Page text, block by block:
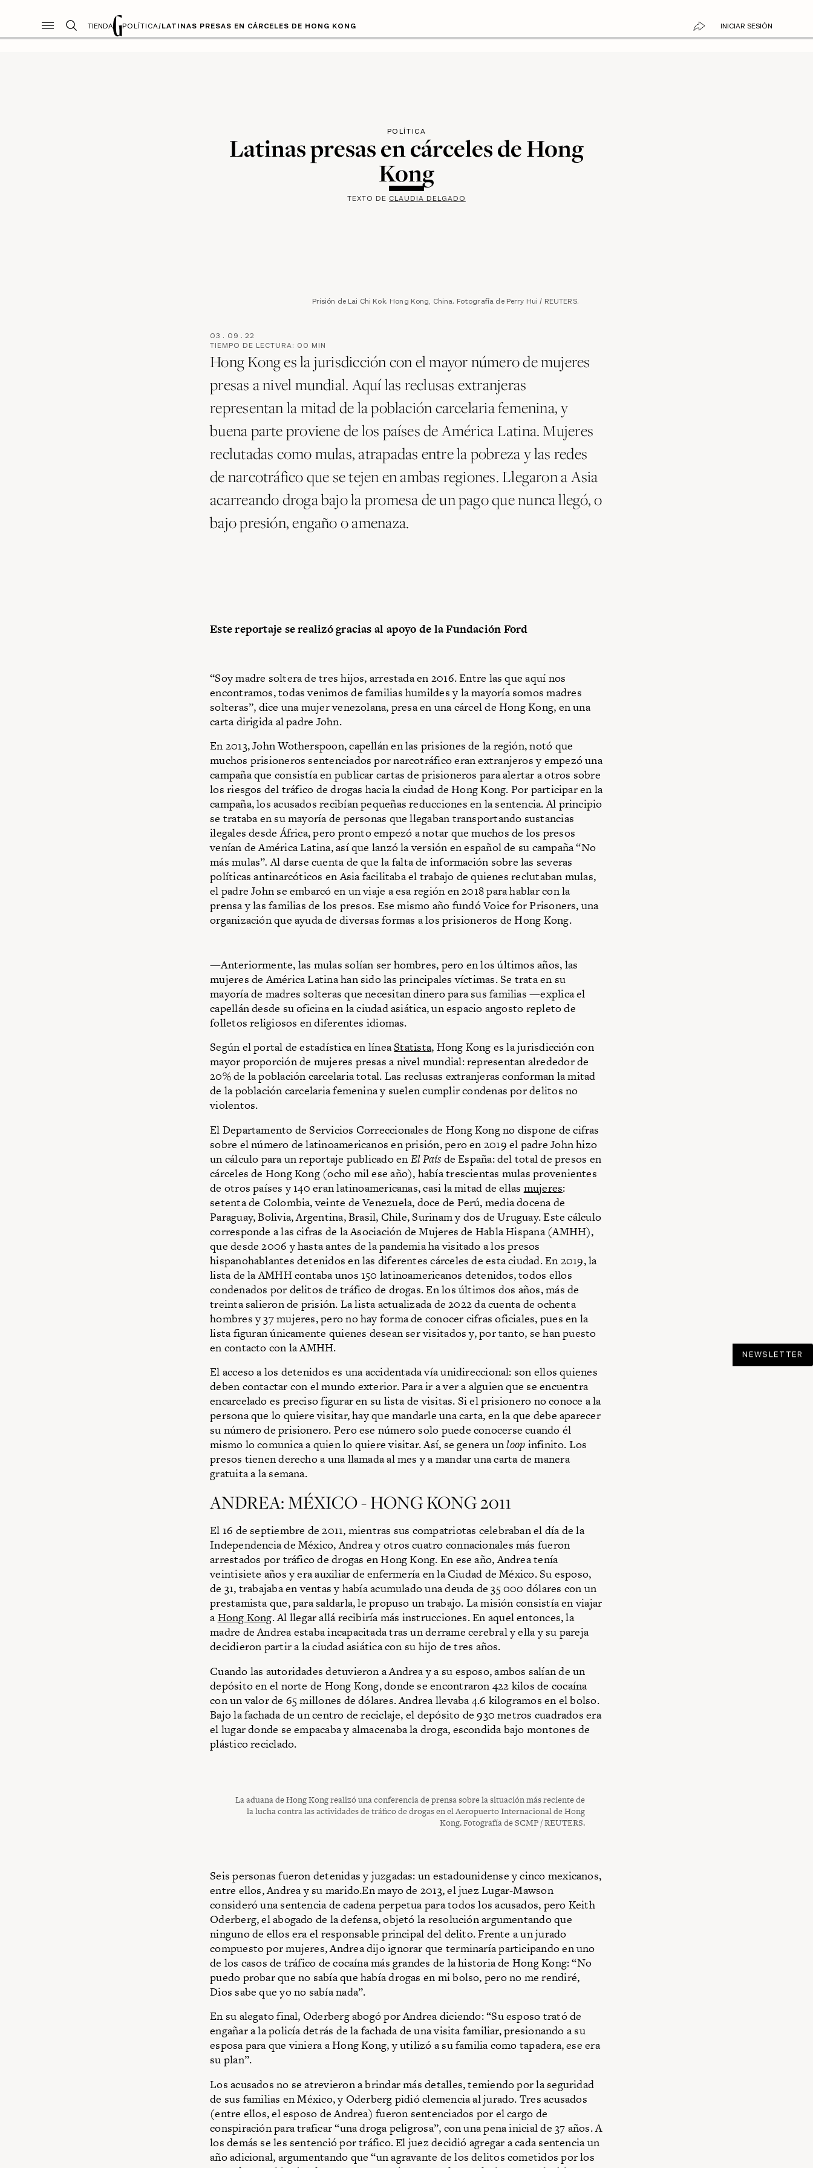
TIENDA POLÍTICA/LATINAS PRESAS EN CÁRCELES DE HONG KONG INICIAR SESIÓN
POLÍTICA
Latinas presas en cárceles de Hong
Kong
TEXTO DE CLAUDIA DELGADO
Prisión de Lai Chi Kok. Hong Kong, China. Fotografía de Perry Hui / REUTERS.
03 . 09 . 22
TIEMPO DE LECTURA: 00 MIN
Hong Kong es la jurisdicción con el mayor número de mujeres
presas a nivel mundial. Aquí las reclusas extranjeras
representan la mitad de la población carcelaria femenina, y
buena parte proviene de los países de América Latina. Mujeres
reclutadas como mulas, atrapadas entre la pobreza y las redes
de narcotráfico que se tejen en ambas regiones. Llegaron a Asia
acarreando droga bajo la promesa de un pago que nunca llegó, o
bajo presión, engaño o amenaza.
Este reportaje se realizó gracias al apoyo de la Fundación Ford
“Soy madre soltera de tres hijos, arrestada en 2016. Entre las que aquí nos
encontramos, todas venimos de familias humildes y la mayoría somos madres
solteras”, dice una mujer venezolana, presa en una cárcel de Hong Kong, en una
carta dirigida al padre John.
En 2013, John Wotherspoon, capellán en las prisiones de la región, notó que
muchos prisioneros sentenciados por narcotráfico eran extranjeros y empezó una
campaña que consistía en publicar cartas de prisioneros para alertar a otros sobre
los riesgos del tráfico de drogas hacia la ciudad de Hong Kong. Por participar en la
campaña, los acusados recibían pequeñas reducciones en la sentencia. Al principio
se trataba en su mayoría de personas que llegaban transportando sustancias
ilegales desde África, pero pronto empezó a notar que muchos de los presos
venían de América Latina, así que lanzó la versión en español de su campaña “No
más mulas”.Al darse cuenta de que la falta de información sobre las severas
políticas antinarcóticos en Asia facilitaba el trabajo de quienes reclutaban mulas,
el padre John se embarcó en un viaje a esa región en 2018 para hablar con la
prensa y las familias de los presos. Ese mismo año fundó Voice for Prisoners, una
organización que ayuda de diversas formas a los prisioneros de Hong Kong.
—Anteriormente, las mulas solían ser hombres, pero en los últimos años, las
mujeres de América Latina han sido las principales víctimas. Se trata en su
mayoría de madres solteras que necesitan dinero para sus familias —explica el
capellán desde su oficina en la ciudad asiática, un espacio angosto repleto de
folletos religiosos en diferentes idiomas.
Según el portal de estadística en líneaStatista, Hong Kong es la jurisdicción con
mayor proporción de mujeres presas a nivel mundial: representan alrededor de
20% de la población carcelaria total. Las reclusas extranjeras conforman la mitad
de la población carcelaria femenina y suelen cumplir condenas por delitos no
violentos.
El Departamento de Servicios Correccionales de Hong Kong no dispone de cifras
sobre el número de latinoamericanos en prisión, pero en 2019 el padre John hizo
un cálculo para un reportaje publicado en El Paísde España: del total de presos en
cárceles de Hong Kong (ocho mil ese año), había trescientas mulas provenientes
de otros países y 140 eran latinoamericanas, casi la mitad de ellas mujeres:
setenta de Colombia, veinte de Venezuela, doce de Perú, media docena de
Paraguay, Bolivia, Argentina, Brasil, Chile, Surinam y dos de Uruguay. Este cálculo
corresponde a las cifras de la Asociación de Mujeres de Habla Hispana (AMHH),
que desde 2006 y hasta antes de la pandemia ha visitado a los presos
hispanohablantes detenidos en las diferentes cárceles de esta ciudad. En 2019, la
lista de la AMHH contaba unos 150 latinoamericanos detenidos, todos ellos
condenados por delitos de tráfico de drogas. En los últimos dos años, más de
treinta salieron de prisión. La lista actualizada de 2022 da cuenta de ochenta
hombres y 37 mujeres, pero no hay forma de conocer cifras oficiales, pues en la
lista figuran únicamente quienes desean ser visitados y, por tanto, se han puesto
en contacto con la AMHH.
El acceso a los detenidos es una accidentada vía unidireccional: son ellos quienes
deben contactar con el mundo exterior. Para ir a ver a alguien que se encuentra
encarcelado es preciso figurar en su lista de visitas. Si el prisionero no conoce a la
persona que lo quiere visitar, hay que mandarle una carta, en la que debe aparecer
su número de prisionero. Pero ese número solo puede conocerse cuando él
mismo lo comunica a quien lo quiere visitar. Así, se genera unloop infinito. Los
presos tienen derecho a una llamada al mes y a mandar una carta de manera
gratuita a la semana.
ANDREA: MÉXICO - HONG KONG 2011
El 16 de septiembre de 2011, mientras sus compatriotas celebraban el día de la
Independencia de México, Andrea y otros cuatro connacionales más fueron
arrestados por tráfico de drogas en Hong Kong. En ese año, Andrea tenía
veintisiete años y era auxiliar de enfermería en la Ciudad de México. Su esposo,
de 31, trabajaba en ventas y había acumulado una deuda de 35 000 dólares con un
prestamista que, para saldarla, le propuso un trabajo. La misión consistía en viajar
aHong Kong. Al llegar allá recibiría más instrucciones. En aquel entonces, la
madre de Andrea estaba incapacitada tras un derrame cerebral y ella y su pareja
decidieron partir a la ciudad asiática con su hijo de tres años.
Cuando las autoridades detuvieron a Andrea y a su esposo, ambos salían de un
depósito en el norte de Hong Kong, donde se encontraron 422 kilos de cocaína
con un valor de 65 millones de dólares. Andrea llevaba 4.6 kilogramos en el bolso.
Bajo la fachada de un centro de reciclaje, el depósito de 930 metros cuadrados era
el lugar donde se empacaba y almacenaba la droga, escondida bajo montones de
plástico reciclado.
La aduana de Hong Kong realizó una conferencia de prensa sobre la situación más reciente de
la lucha contra las actividades de tráfico de drogas en el Aeropuerto Internacional de Hong
Kong. Fotografía de SCMP / REUTERS.
Seis personas fueron detenidas y juzgadas: un estadounidense y cinco mexicanos,
entre ellos, Andrea y su marido.En mayo de 2013, el juez Lugar-Mawson
consideró una sentencia de cadena perpetua para todos los acusados, pero Keith
Oderberg, el abogado de la defensa, objetó la resolución argumentando que
ninguno de ellos era el responsable principal del delito. Frente a un jurado
compuesto por mujeres, Andrea dijo ignorar que terminaría participando en uno
de los casos de tráfico de cocaína más grandes de la historia de Hong Kong: “No
puedo probar que no sabía que había drogas en mi bolso, pero no me rendiré,
Dios sabe que yo no sabía nada”.
En su alegato final, Oderberg abogó por Andrea diciendo: “Su esposo trató de
engañar a la policía detrás de la fachada de una visita familiar, presionando a su
esposa para que viniera a Hong Kong, y utilizó a su familia como tapadera, ese era
su plan”.
Los acusados no se atrevieron a brindar más detalles, temiendo por la seguridad
de sus familias en México, y Oderberg pidió clemencia al jurado. Tres acusados
(entre ellos, el esposo de Andrea) fueron sentenciados por el cargo de
conspiración para traficar “una droga peligrosa”, con una pena inicial de 37 años. A
los demás se les sentenció por tráfico. El juez decidió agregar a cada sentencia un
año adicional, argumentando que “un agravante de los delitos cometidos por los
NEWSLETTER